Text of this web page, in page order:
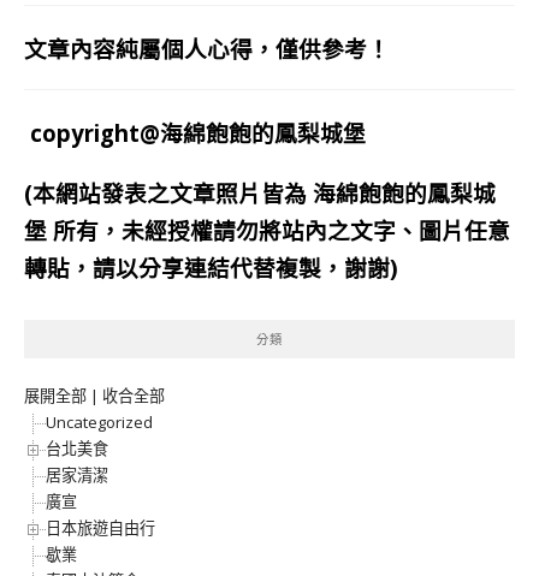
文章內容純屬個人心得，僅供參考！
copyright@海綿飽飽的鳳梨城堡
(本網站發表之文章照片皆為 海綿飽飽的鳳梨城
堡 所有，未經授權請勿將站內之文字、圖片任意
轉貼，請以分享連結代替複製，謝謝)
分類
展開全部 | 收合全部
Uncategorized
台北美食
居家清潔
廣宣
日本旅遊自由行
歇業